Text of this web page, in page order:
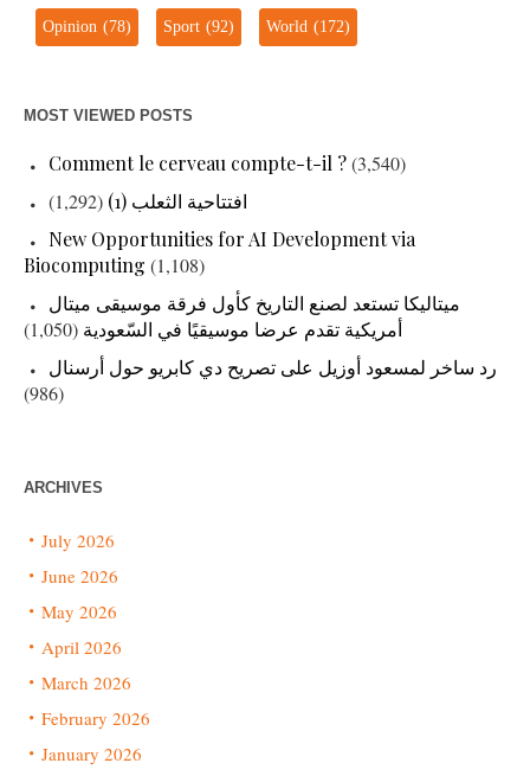
Opinion(78) Sport(92) World(172)
MOST VIEWED POSTS
Comment le cerveau compte-t-il ?(3,540)
افتتاحية الثعلب (1)
(1,292)
New Opportunities for AI Development via
Biocomputing (1,108)
ميتاليكا تستعد لصنع التاريخ كأول فرقة موسيقى ميتال
أمريكية تقدم عرضا موسيقيًا في السّعودية (1,050)
رد ساخر لمسعود أوزيل على تصريح دي كابريو حول أرسنال
(986)
ARCHIVES
July 2026
June 2026
May 2026
April 2026
March 2026
February 2026
January 2026